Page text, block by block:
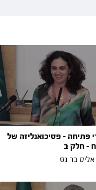
פתיחה - פסיכואנליזה של
- חלק ב
בר נס